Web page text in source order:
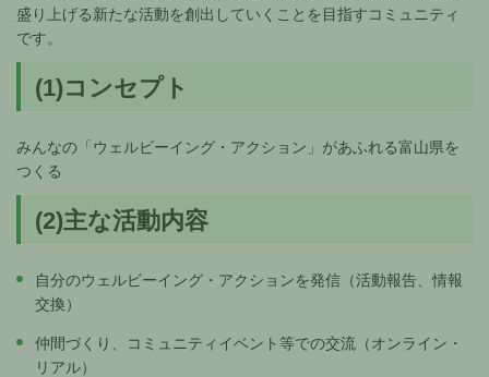
盛り上げる新たな活動を創出していくことを目指すコミュニティ
です。
(1)コンセプト
みんなの「ウェルビーイング・アクション」があふれる富山県を
つくる
(2)主な活動内容
自分のウェルビーイング・アクションを発信（活動報告、情報
交換）
仲間づくり、コミュニティイベント等での交流（オンライン・
リアル）